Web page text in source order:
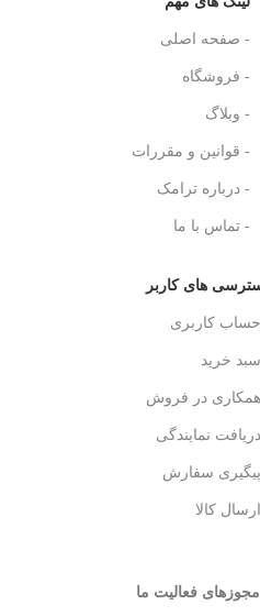
- صفحه اصلی
- فروشگاه
- وبلاگ
- قوانین و مقررات
- درباره ترامک
- تماس با ما
های کاربر
کاربری
خرید
در فروش
نمایندگی
سفارش
کالا
مجوزهای فعالیت ما